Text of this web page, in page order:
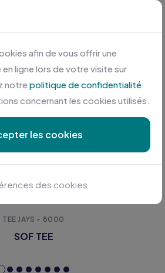
TEE JAYS - 8000
SOF TEE
afin de vous offrir une
ligne lors de votre visite sur
notre politique de confidentialité
concernant les cookies utilisés.
les cookies
des cookies